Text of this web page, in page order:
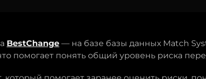
BestChange — на базе базы данных Match
помогает понять общий уровень риска